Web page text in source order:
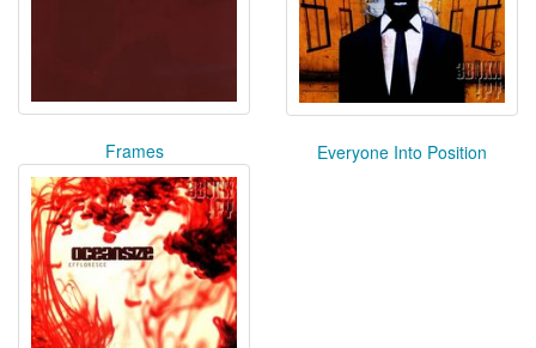
Frames Everyone Into Position